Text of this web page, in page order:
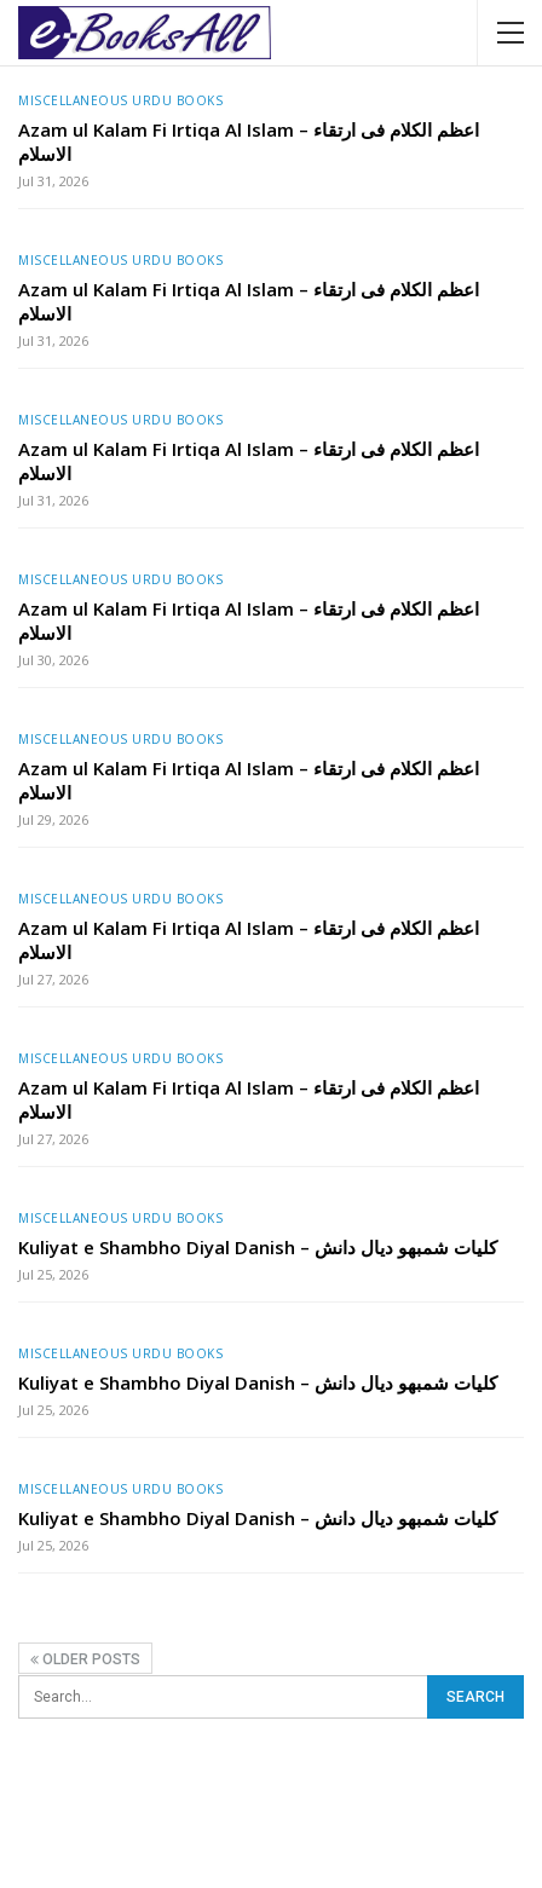
MISCELLANEOUS URDU BOOKS
Azam ul Kalam Fi Irtiqa Al Islam – اعظم الکلام فی ارتقاء
الاسلام
Jul 31, 2026
MISCELLANEOUS URDU BOOKS
Azam ul Kalam Fi Irtiqa Al Islam – اعظم الکلام فی ارتقاء
الاسلام
Jul 31, 2026
MISCELLANEOUS URDU BOOKS
Azam ul Kalam Fi Irtiqa Al Islam – اعظم الکلام فی ارتقاء
الاسلام
Jul 31, 2026
MISCELLANEOUS URDU BOOKS
Azam ul Kalam Fi Irtiqa Al Islam – اعظم الکلام فی ارتقاء
الاسلام
Jul 30, 2026
MISCELLANEOUS URDU BOOKS
Azam ul Kalam Fi Irtiqa Al Islam – اعظم الکلام فی ارتقاء
الاسلام
Jul 29, 2026
MISCELLANEOUS URDU BOOKS
Azam ul Kalam Fi Irtiqa Al Islam – اعظم الکلام فی ارتقاء
الاسلام
Jul 27, 2026
MISCELLANEOUS URDU BOOKS
Azam ul Kalam Fi Irtiqa Al Islam – اعظم الکلام فی ارتقاء
الاسلام
Jul 27, 2026
MISCELLANEOUS URDU BOOKS
Kuliyat e Shambho Diyal Danish – کلیات شمبھو دیال دانش
Jul 25, 2026
MISCELLANEOUS URDU BOOKS
Kuliyat e Shambho Diyal Danish – کلیات شمبھو دیال دانش
Jul 25, 2026
MISCELLANEOUS URDU BOOKS
Kuliyat e Shambho Diyal Danish – کلیات شمبھو دیال دانش
Jul 25, 2026
OLDER POSTS